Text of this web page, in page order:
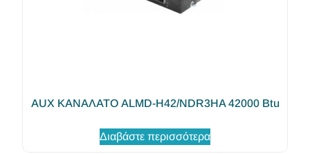
AUX ΚΑΝΑΛΑΤΟ ALMD-H42/NDR3HA 42000 Btu
Διαβάστε περισσότερα